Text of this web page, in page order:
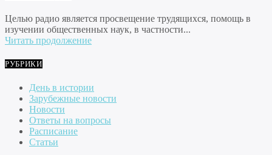
Целью радио является просвещение трудящихся, помощь в
изучении общественных наук, в частности...
Читать продолжение
РУБРИКИ
День в истории
Зарубежные новости
Новости
Ответы на вопросы
Расписание
Статьи